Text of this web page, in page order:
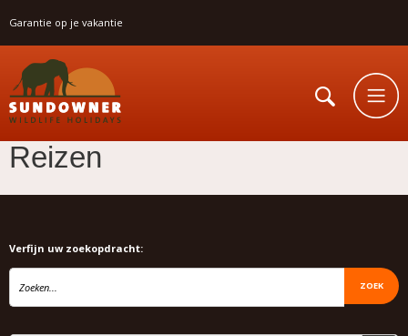
Garantie op je vakantie
Reizen
Verfijn uw zoekopdracht:
ZOEK